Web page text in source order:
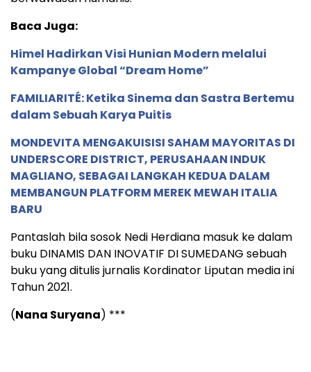
Baca Juga:
Himel Hadirkan Visi Hunian Modern melalui
Kampanye Global “Dream Home”
FAMILIARITÉ: Ketika Sinema dan Sastra Bertemu
dalam Sebuah Karya Puitis
MONDEVITA MENGAKUISISI SAHAM MAYORITAS DI
UNDERSCORE DISTRICT, PERUSAHAAN INDUK
MAGLIANO, SEBAGAI LANGKAH KEDUA DALAM
MEMBANGUN PLATFORM MEREK MEWAH ITALIA
BARU
Pantaslah bila sosok Nedi Herdiana masuk ke dalam
buku DINAMIS DAN INOVATIF DI SUMEDANG sebuah
buku yang ditulis jurnalis Kordinator Liputan media ini
Tahun 2021.
(Nana Suryana) ***